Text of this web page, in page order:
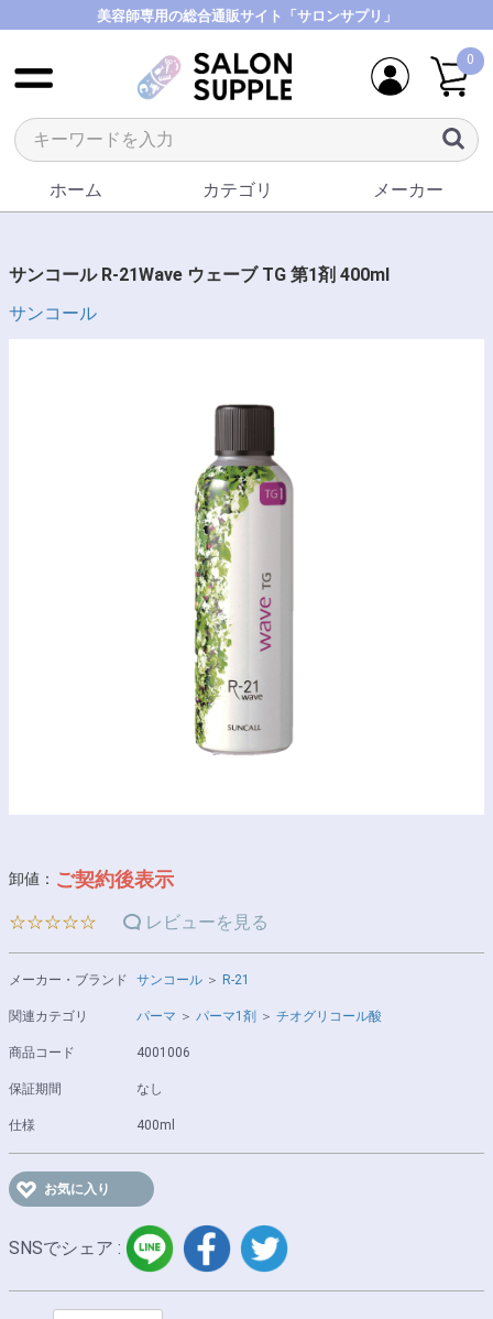
美容師専用の総合通販サイト「サロンサプリ」
0
ホーム カテゴリ メーカー
サンコール R-21Wave ウェーブ TG 第1剤 400ml
サンコール
卸値： ご契約後表示
☆☆☆☆☆ レビューを見る
メーカー・ブランド サンコール ＞ R-21
関連カテゴリ パーマ ＞ パーマ1剤 ＞ チオグリコール酸
商品コード 4001006
保証期間 なし
仕様 400ml
お気に入り
SNSでシェア :
LINE facebook